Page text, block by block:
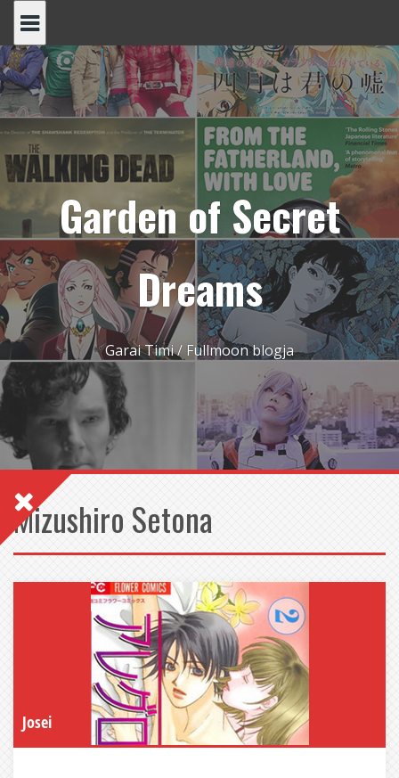
content
Garden of Secret
Dreams
Garai Timi / Fullmoon blogja
Mizushiro Setona
Josei